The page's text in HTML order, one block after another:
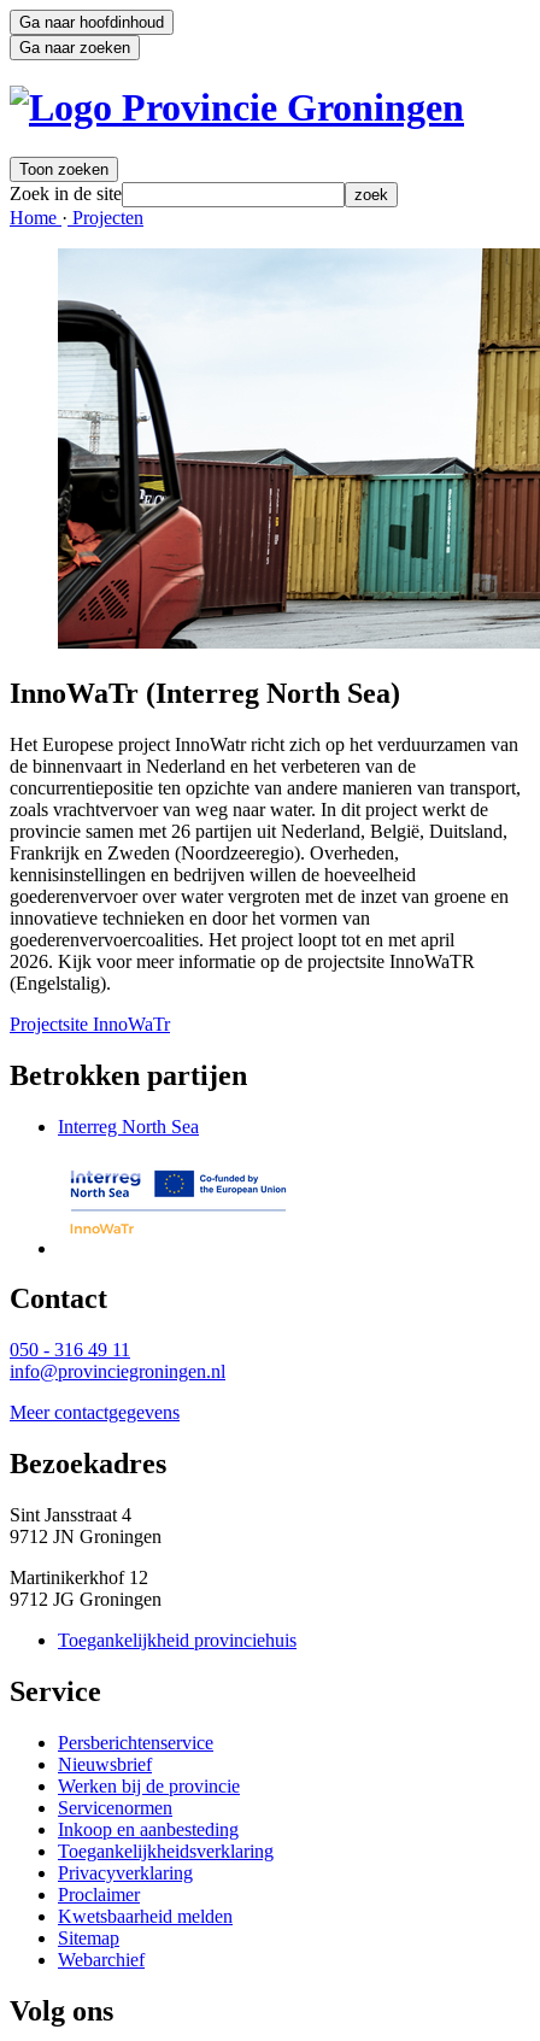
Ga naar hoofdinhoud
Ga naar zoeken
Toon zoeken
Zoek in de site zoek
Home · Projecten
InnoWaTr (Interreg North Sea)
Het Europese project InnoWatr richt zich op het verduurzamen van
de binnenvaart in Nederland en het verbeteren van de
concurrentiepositie ten opzichte van andere manieren van transport,
zoals vrachtvervoer van weg naar water. In dit project werkt de
provincie samen met 26 partijen uit Nederland, België, Duitsland,
Frankrijk en Zweden (Noordzeeregio). Overheden,
kennisinstellingen en bedrijven willen de hoeveelheid
goederenvervoer over water vergroten met de inzet van groene en
innovatieve technieken en door het vormen van
goederenvervoercoalities. Het project loopt tot en met april
2026. Kijk voor meer informatie op de projectsite InnoWaTR
(Engelstalig).
Projectsite InnoWaTr
Betrokken partijen
Interreg North Sea
Contact
050 - 316 49 11
info@provinciegroningen.nl
Meer contactgegevens
Bezoekadres
Sint Jansstraat 4
9712 JN Groningen
Martinikerkhof 12
9712 JG Groningen
Toegankelijkheid provinciehuis
Service
Persberichtenservice
Nieuwsbrief
Werken bij de provincie
Servicenormen
Inkoop en aanbesteding
Toegankelijkheidsverklaring
Privacyverklaring
Proclaimer
Kwetsbaarheid melden
Sitemap
Webarchief
Volg ons